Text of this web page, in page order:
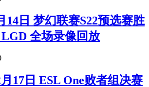
14日 梦幻联赛S22预选赛胜
LGD 全场录像回放
月17日 ESL One败者组决赛